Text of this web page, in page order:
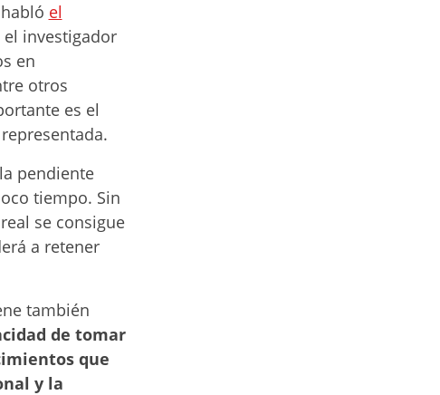
el
el investigador
en
otros
es el
pendiente
tiempo. Sin
se consigue
a retener
también
de tomar
que
y la